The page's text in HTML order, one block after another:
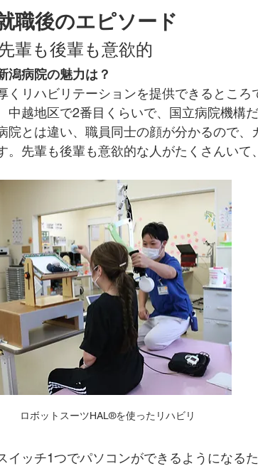
職後のエピソード
輩も後輩も意欲的
潟病院の魅力は？
くリハビリテーションを提供できるとこ
中越地区で2番目くらいで、国立病院機構
院とは違い、職員同士の顔が分かるので
。先輩も後輩も意欲的な人がたくさんいて
ロボットスーツHAL®を使ったリハビリ
イッチ1つでパソコンができるようになる